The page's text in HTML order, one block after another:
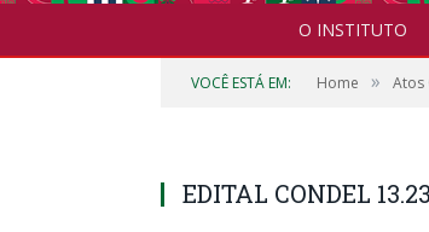
O INSTITUTO
VOCÊ ESTÁ EM: Home » Atos
EDITAL CONDEL 13.23